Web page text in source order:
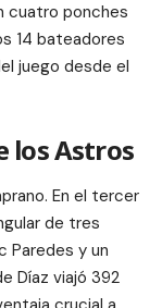
cuatro ponches
14 bateadores
juego desde el
los Astros
En el tercer
de tres
Paredes y un
Díaz viajó 392